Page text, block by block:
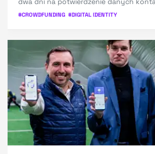
#CROWDFUNDING #DIGITAL IDENTITY